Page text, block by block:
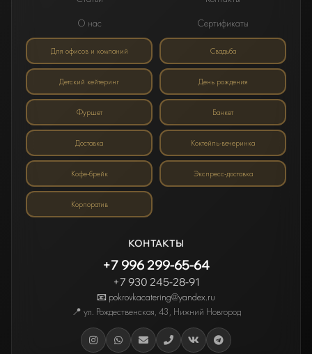
О нас
Сертификаты
Для офисов и компаний Свадьба
Детский кейтеринг День рождения
Фуршет Банкет
Доставка Коктейль-вечеринка
Кофе-брейк Экспресс-доставка
Корпоратив
КОНТАКТЫ
+7 996 299-65-64
+7 930 245-28-91
📧 pokrovkacatering@yandex.ru
📍 ул. Рождественская, 43, Нижний Новгород